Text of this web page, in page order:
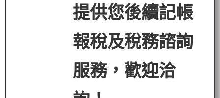
提供您後續記帳
報稅及稅務諮詢
服務，歡迎洽